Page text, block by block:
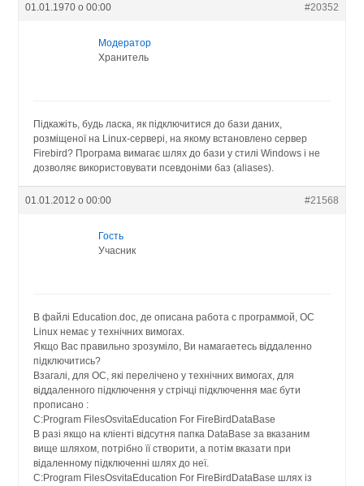
01.01.1970 о 00:00 #20352
Модератор
Хранитель
Підкажіть, будь ласка, як підключитися до бази даних,
розміщеної на Linux-сервері, на якому встановлено сервер
Firebird? Програма вимагає шлях до бази у стилі Windows і не
дозволяє використовувати псевдоніми баз (aliases).
01.01.2012 о 00:00 #21568
Гость
Учасник
В файлі Education.doc, де описана работа с программой, ОС
Linux немає у технічних вимогах.
Якщо Вас правильно зрозуміло, Ви намагаетесь віддаленно
підключитись?
Взагалі, для ОС, які перелічено у технічних вимогах, для
віддаленного підключення у стрічці підключення має бути
прописано :
C:Program FilesOsvitaEducation For FireBirdDataBase
В разі якщо на кліенті відсутня папка DataBase за вказаним
вище шляхом, потрібно її створити, а потім вказати при
відаленному підключенні шлях до неї.
C:Program FilesOsvitaEducation For FireBirdDataBase шлях із